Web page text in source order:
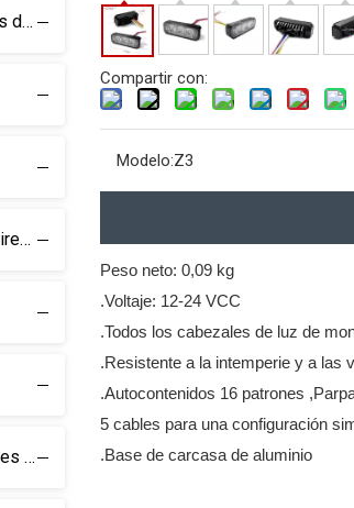
LED Hideaway Lights y kits de luz
LED Dash & Deck/Visor/Direction Barra de luz
Luces de trabajo LED y luces de búsqueda
Compartir con:
Modelo:Z3
Peso neto: 0,09 kg
.Voltaje: 12-24 VCC
.Todos los cabezales de luz de
.Resistente a la intemperie y a las
.Autocontenidos 16 patrones
5 cables para una configuración
.Base de carcasa de aluminio